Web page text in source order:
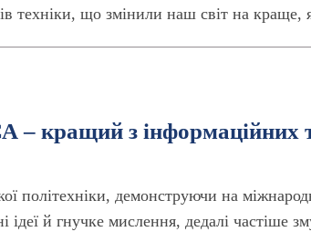
техніки, що змінили наш світ на
– кращий з інформаційних
політехніки, демонструючи на
ідеї й гнучке мислення, дедалі частіше